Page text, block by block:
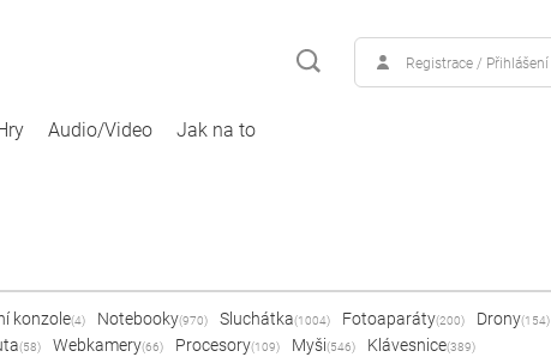
Registrace / Přihlášení
Audio/Video Jak na to
konzole(4) Notebooky(970) Sluchátka(1004) Fotoaparáty(200) Drony(154)
(58) Webkamery(66) Procesory(109) Myši(546) Klávesnice(389)